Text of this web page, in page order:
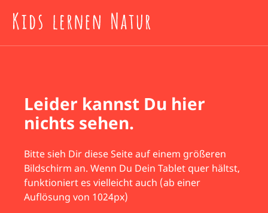
Leider kannst Du hier
nichts sehen.
Bitte sieh Dir diese Seite auf einem größeren
Bildschirm an. Wenn Du Dein Tablet quer hältst,
funktioniert es vielleicht auch (ab einer
Auflösung von 1024px)